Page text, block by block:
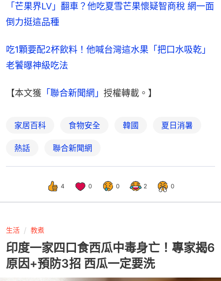
「芒果界LV」翻車？他吃夏雪芒果懷疑智商稅 網一面
倒力挺這品種
吃1顆要配2杯飲料！他喊台灣這水果「把口水吸乾」
老饕曝神級吃法
【本文獲 「聯合新聞網」 授權轉載。】
家居百科 食物安全 韓國 夏日消暑
熱話 聯合新聞網
4 0 0 2 0
生活 教煮
印度一家四口食西瓜中毒身亡！專家揭6
原因+預防3招 西瓜一定要洗